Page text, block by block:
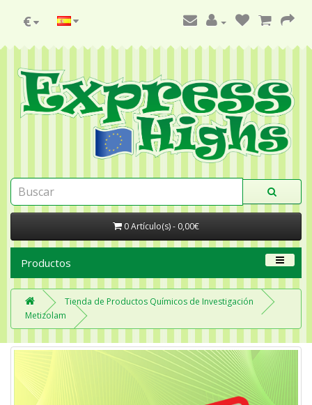
€
0 Artículo(s) - 0,00€
Productos
Tienda de Productos Químicos de Investigación
Metizolam